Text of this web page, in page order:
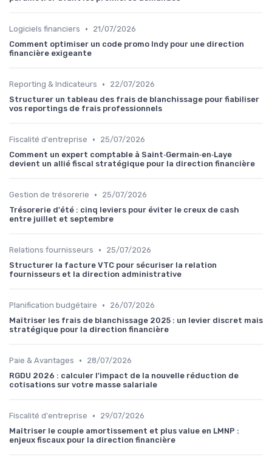
Logiciels financiers •
21/07/2026
Comment optimiser un code promo Indy pour une direction
financière exigeante
Reporting & Indicateurs •
22/07/2026
Structurer un tableau des frais de blanchissage pour fiabiliser
vos reportings de frais professionnels
Fiscalité d'entreprise •
25/07/2026
Comment un expert comptable à Saint‑Germain‑en‑Laye
devient un allié fiscal stratégique pour la direction financière
Gestion de trésorerie •
25/07/2026
Trésorerie d'été : cinq leviers pour éviter le creux de cash
entre juillet et septembre
Relations fournisseurs •
25/07/2026
Structurer la facture VTC pour sécuriser la relation
fournisseurs et la direction administrative
Planification budgétaire •
26/07/2026
Maîtriser les frais de blanchissage 2025 : un levier discret mais
stratégique pour la direction financière
Paie & Avantages •
28/07/2026
RGDU 2026 : calculer l'impact de la nouvelle réduction de
cotisations sur votre masse salariale
Fiscalité d'entreprise •
29/07/2026
Maîtriser le couple amortissement et plus value en LMNP :
enjeux fiscaux pour la direction financière